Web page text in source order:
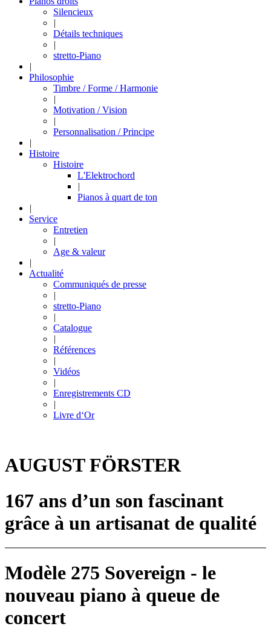
Silencieux
|
Détails techniques
|
stretto-Piano
|
Philosophie
Timbre / Forme / Harmonie
|
Motivation / Vision
|
Personnalisation / Principe
|
Histoire
Histoire
L'Elektrochord
|
Pianos à quart de ton
|
Service
Entretien
|
Age & valeur
|
Actualité
Communiqués de presse
|
stretto-Piano
|
Catalogue
|
Références
|
Vidéos
|
Enregistrements CD
|
Livre d‘Or
AUGUST FÖRSTER
167 ans d’un son fascinant
grâce à un artisanat de qualité
Modèle 275 Sovereign - le
nouveau piano à queue de
concert